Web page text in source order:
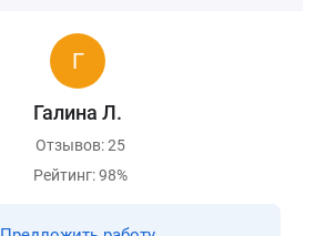
Галина Л.
Отзывов: 25
Рейтинг: 98%